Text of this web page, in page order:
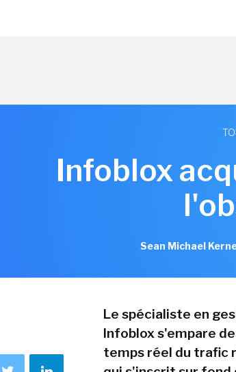
Infoblox
Sean Michael
Le spécialiste en
Infoblox s'empare
temps réel du trafic